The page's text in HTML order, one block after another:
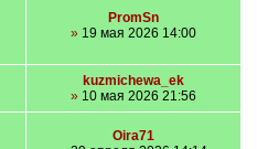
PromSn
»19 мая 2026 14:00
kuzmichewa_ek
»10 мая 2026 21:56
Oira71